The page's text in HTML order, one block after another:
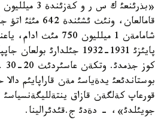
قامالعان، ونئث
پايئزئ 1931-1932 جئلدارئ
بوستاندئعئ يدةياسئ مةن قاراپايئم
قورعاپ كةلگةن قازاق
جويئلدئ»، - دةدئ ج.قئدئرالينا.